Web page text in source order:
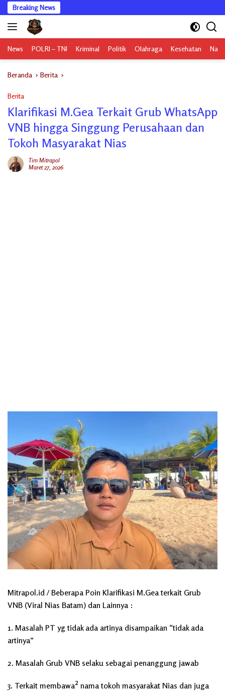
Langsung
ke
konten
Breaking News
News POLRI – TNI Kriminal Politik Olahraga Kesehatan
Beranda Berita
Berita
Klarifikasi M.Gea Terkait Grub WhatsApp
VNB hingga Singgung Perusahaan dan
Tokoh Masyarakat Nias
Tim Mitrapol
Maret 27, 2026
Mitrapol.id / Beberapa Poin Klarifikasi M.Gea terkait Grub
VNB (Viral Nias Batam) dan Lainnya :
1. Masalah PT yg tidak ada artinya disampaikan “tidak ada
artinya”
2. Masalah Grub VNB selaku sebagai penanggung jawab
3. Terkait membawa² nama tokoh masyarakat Nias dan juga